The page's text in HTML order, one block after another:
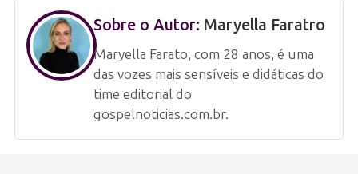
Sobre o Autor: Maryella Faratro
Maryella Farato, com 28 anos, é uma
das vozes mais sensíveis e didáticas do
time editorial do
gospelnoticias.com.br.